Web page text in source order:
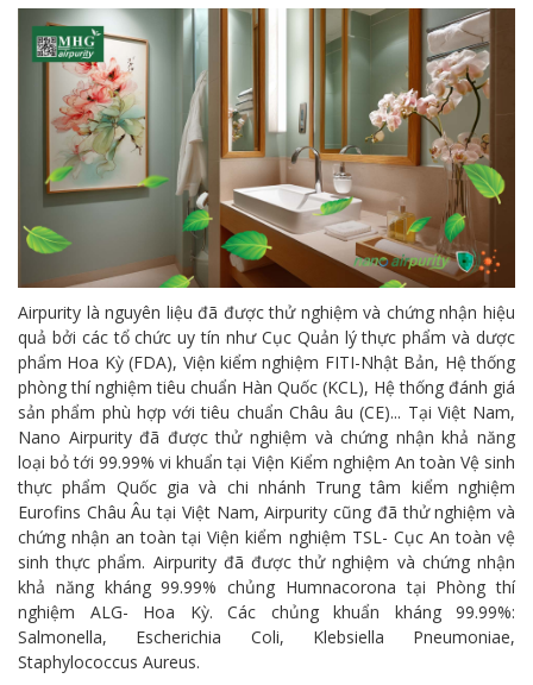
Airpurity là nguyên liệu đã được thử nghiệm và chứng nhận hiệu
quả bởi các tổ chức uy tín như Cục Quản lý thực phẩm và dược
phẩm Hoa Kỳ (FDA), Viện kiểm nghiệm FITI-Nhật Bản, Hệ thống
phòng thí nghiệm tiêu chuẩn Hàn Quốc (KCL), Hệ thống đánh giá
sản phẩm phù hợp với tiêu chuẩn Châu âu (CE)... Tại Việt Nam,
Nano Airpurity đã được thử nghiệm và chứng nhận khả năng
loại bỏ tới 99.99% vi khuẩn tại Viện Kiểm nghiệm An toàn Vệ sinh
thực phẩm Quốc gia và chi nhánh Trung tâm kiểm nghiệm
Eurofins Châu Âu tại Việt Nam, Airpurity cũng đã thử nghiệm và
chứng nhận an toàn tại Viện kiểm nghiệm TSL- Cục An toàn vệ
sinh thực phẩm. Airpurity đã được thử nghiệm và chứng nhận
khả năng kháng 99.99% chủng Humnacorona tại Phòng thí
nghiệm ALG- Hoa Kỳ. Các chủng khuẩn kháng 99.99%:
Salmonella, Escherichia Coli, Klebsiella Pneumoniae,
Staphylococcus Aureus.